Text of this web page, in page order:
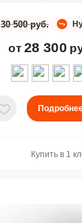
30 500 руб.
от 28 300
В избранное
Купить в 1